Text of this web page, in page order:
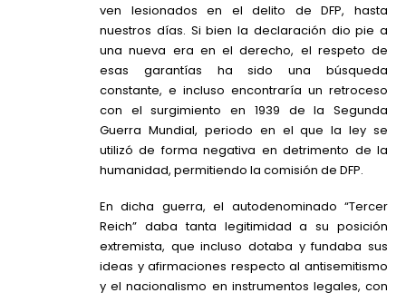
ven lesionados en el delito de DFP, hasta
nuestros días. Si bien la declaración dio pie a
una nueva era en el derecho, el respeto de
esas garantías ha sido una búsqueda
constante, e incluso encontraría un retroceso
con el surgimiento en 1939 de la Segunda
Guerra Mundial, periodo en el que la ley se
utilizó de forma negativa en detrimento de la
humanidad, permitiendo la comisión de DFP.
En dicha guerra, el autodenominado “Tercer
Reich” daba tanta legitimidad a su posición
extremista, que incluso dotaba y fundaba sus
ideas y afirmaciones respecto al antisemitismo
y el nacionalismo en instrumentos legales, con